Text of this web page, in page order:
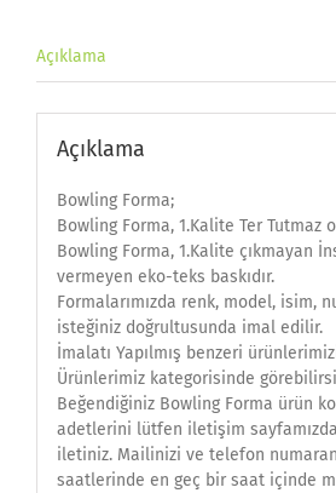
Açıklama
Açıklama
Bowling Forma;
Bowling Forma, 1.Kalite Ter Tutmaz
Bowling Forma, 1.Kalite çıkmayan
vermeyen eko-teks baskıdır.
Formalarımızda renk, model, isim,
isteğiniz doğrultusunda imal edilir.
İmalatı Yapılmış benzeri
Ürünlerimiz kategorisinde
Beğendiğiniz Bowling Forma ürün
adetlerini lütfen iletişim
iletiniz. Mailinizi ve telefon
saatlerinde en geç bir saat içinde